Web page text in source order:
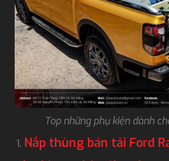
Top những phụ kiện dành
Nắp thùng bán tải Ford